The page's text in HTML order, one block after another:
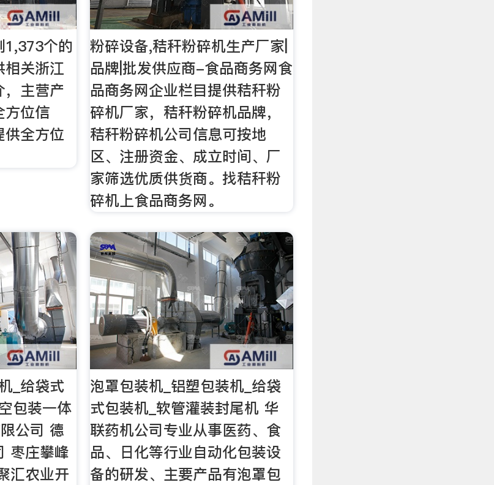
1,373个的
相关浙江
，主营产
方位信
供全方位
粉碎设备,秸秆粉碎机生产厂家|
品牌|批发供应商-食品商务网食
品商务网企业栏目提供秸秆粉
碎机厂家，秸秆粉碎机品牌，
秸秆粉碎机公司信息可按地
区、注册资金、成立时间、厂
家筛选优质供货商。找秸秆粉
碎机上食品商务网。
_给袋式
包装一体
公司 德
枣庄攀峰
汇农业开
泡罩包装机_铝塑包装机_给袋
式包装机_软管灌装封尾机 华
联药机公司专业从事医药、食
品、日化等行业自动化包装设
备的研发、主要产品有泡罩包